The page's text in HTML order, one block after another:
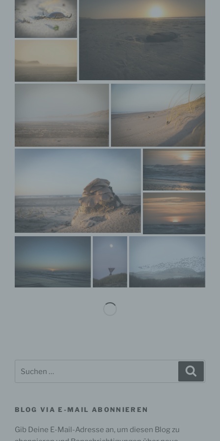
nach:
BLOG VIA E-MAIL ABONNIEREN
Gib Deine E-Mail-Adresse an, um diesen Blog zu
Auslesen, das Abfragen, die Verwendung, die
Offenlegung durch Übermittlung, Verbreitung oder eine
andere Form der Bereitstellung, den Abgleich oder die
Verknüpfung, die Einschränkung, das Löschen oder die
Vernichtung.
gespeicherter personenbezogener Daten mit dem Ziel,
ihre künftige Verarbeitung einzuschränken.
Profiling ist jede Art der automatisierten Verarbeitung
personenbezogener Daten, die darin besteht, dass
diese personenbezogenen Daten verwendet werden,
um bestimmte persönliche Aspekte, die sich auf eine
natürliche Person beziehen, zu bewerten,
insbesondere, um Aspekte bezüglich Arbeitsleistung,
wirtschaftlicher Lage, Gesundheit, persönlicher
Vorlieben, Interessen, Zuverlässigkeit, Verhalten,
Aufenthaltsort oder Ortswechsel dieser natürlichen
können, sofern diese zusätzlichen Informationen
gesondert aufbewahrt werden und technischen und
organisatorischen Maßnahmen unterliegen, die
gewährleisten, dass die personenbezogenen Daten